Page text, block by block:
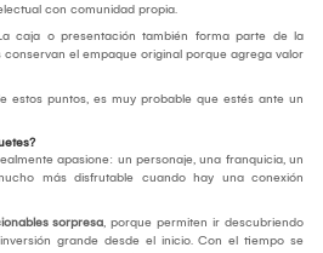
con comunidad propia.
caja o presentación también forma parte de la
el empaque original porque agrega valor
estos puntos, es muy probable que estés ante un
apasione: un personaje, una franquicia, un
más disfrutable cuando hay una conexión
sorpresa, porque permiten ir descubriendo
grande desde el inicio. Con el tiempo se